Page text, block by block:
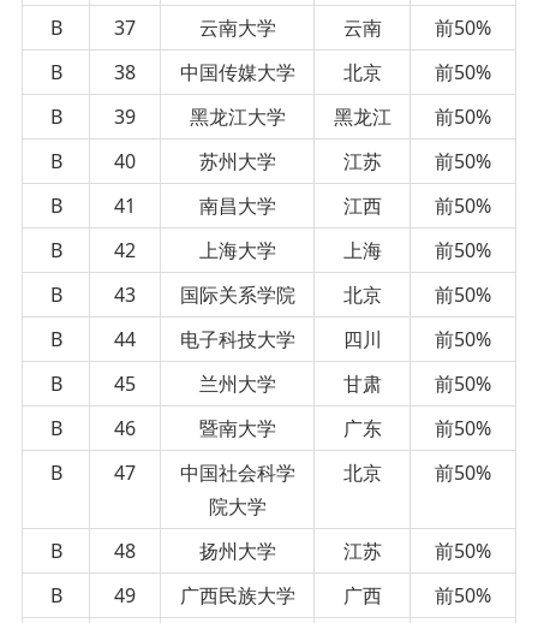
B
37 云南大学 云南
前50%
B
38 中国传媒大学 北京
前50%
B
39 黑龙江大学 黑龙江
前50%
B
40 苏州大学 江苏
前50%
B
41 南昌大学 江西
前50%
B
42 上海大学 上海
前50%
B
43 国际关系学院 北京
前50%
B
44 电子科技大学 四川
前50%
B
45 兰州大学 甘肃
前50%
B
46 暨南大学 广东
前50%
B
47
中国社会科学
院大学
北京 前50%
B 48 扬州大学 江苏
前50%
B
49 广西民族大学 广西
前50%